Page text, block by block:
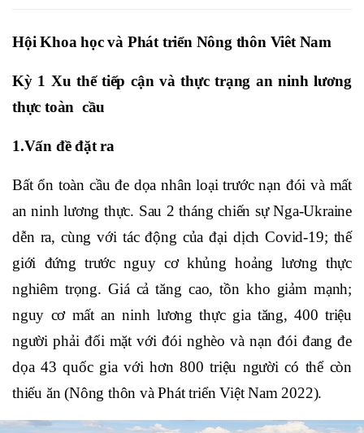
Hội Khoa học và Phát triển Nông thôn Viêt Nam
Kỳ 1 Xu thế tiếp cận và thực trạng an ninh lương
thực toàn cầu
1.Vấn đề đặt ra
Bất ổn toàn cầu đe dọa nhân loại trước nạn đói và mất
an ninh lương thực. Sau 2 tháng chiến sự Nga-Ukraine
dễn ra, cùng với tác động của đại dịch Covid-19; thế
giới đứng trước nguy cơ khủng hoảng lương thực
nghiêm trọng. Giá cả tăng cao, tồn kho giảm mạnh;
nguy cơ mất an ninh lương thực gia tăng, 400 triệu
người phải đối mặt với đói nghèo và nạn đói đang đe
dọa 43 quốc gia với hơn 800 triệu người có thể còn
thiếu ăn (Nông thôn và Phát triển Việt Nam 2022).